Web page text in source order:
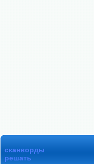
сканворды
решать